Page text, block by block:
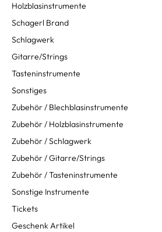
Holzblasinstrumente
Schagerl Brand
Schlagwerk
Gitarre/Strings
Tasteninstrumente
Sonstiges
Zubehör / Blechblasinstrumente
Zubehör / Holzblasinstrumente
Zubehör / Schlagwerk
Zubehör / Gitarre/Strings
Zubehör / Tasteninstrumente
Sonstige Instrumente
Tickets
Geschenk Artikel